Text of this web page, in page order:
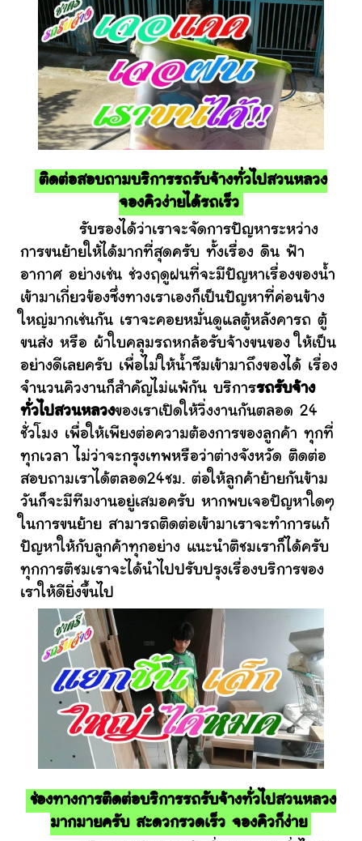
ติดต่อสอบถามบริการรถรับจ้างทั่วไปสวนหลวง
จองคิวง่ายได้รถเร็ว
รับรองได้ว่าเราจะจัดการปัญหาระหว่าง
การขนย้ายให้ได้มากที่สุดครับ ทั้งเรื่อง ดิน ฟ้า
อากาศ อย่างเช่น ช่วงฤดูฝนที่จะมีปัญหาเรื่องของน้ำ
เข้ามาเกี่ยวข้องซึ่งทางเราเองก็เป็นปัญหาที่ค่อนข้าง
ใหญ่มากเช่นกัน เราจะคอยหมั่นดูแลตู้หลังคารถ ตู้
ขนส่ง หรือ ผ้าใบคลุมรถหกล้อรับจ้างขนของ ให้เป็น
อย่างดีเลยครับ เพื่อไม่ให้น้ำซึมเข้ามาถึงของได้ เรื่อง
จำนวนคิวงานก็สำคัญไม่แพ้กัน บริการรถรับจ้าง
ทั่วไปสวนหลวงของเราเปิดให้วิ่งงานกันตลอด 24
ชั่วโมง เพื่อให้เพียงต่อความต้องการของลูกค้า ทุกที่
ทุกเวลา ไม่ว่าจะกรุงเทพหรือว่าต่างจังหวัด ติดต่อ
สอบถามเราได้ตลอด24ชม. ต่อให้ลูกค้าย้ายกันข้าม
วันก็จะมีทีมงานอยู่เสมอครับ หากพบเจอปัญหาใดๆ
ในการขนย้าย สามารถติดต่อเข้ามาเราจะทำการแก้
ปัญหาให้กับลูกค้าทุกอย่าง แนะนำติชมเราก็ได้ครับ
ทุกการติชมเราจะได้นำไปปรับปรุงเรื่องบริการของ
เราให้ดียิ่งขึ้นไป
ช่องทางการติดต่อบริการรถรับจ้างทั่วไปสวนหลวง
มากมายครับ สะดวกรวดเร็ว จองคิวก็ง่าย